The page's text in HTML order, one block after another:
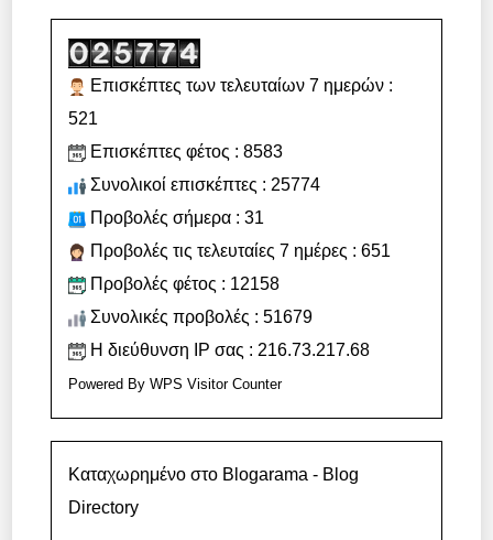
Επισκέπτες των τελευταίων 7 ημερών :
521
Επισκέπτες φέτος : 8583
Συνολικοί επισκέπτες : 25774
Προβολές σήμερα : 31
Προβολές τις τελευταίες 7 ημέρες : 651
Προβολές φέτος : 12158
Συνολικές προβολές : 51679
Η διεύθυνση IP σας : 216.73.217.68
Powered ByWPS Visitor Counter
Καταχωρημένο στο Blogarama - Blog
Directory